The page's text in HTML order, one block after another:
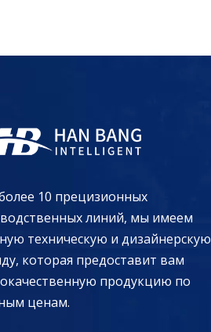
10 прецизионных
линий, мы имеем
техническую и дизайнерскую
которая предоставит вам
продукцию по
ценам.